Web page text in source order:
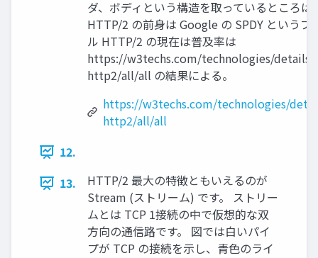
ダ、ボディという構造を取っているところは
HTTP/2 の前身は Google の SPDY というプ
ル HTTP/2 の現在は普及率は
https://w3techs.com/technologies/details/
http2/all/all の結果による。
https://w3techs.com/technologies/
http2/all/all
12.
13.
HTTP/2 最大の特徴ともいえるのが
Stream (ストリーム) です。 ストリー
ムとは TCP 1接続の中で仮想的な双
方向の通信路です。 図では白いパイ
プが TCP の接続を示し、青色のライ